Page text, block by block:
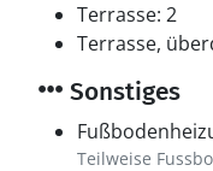
Terrasse: 2
Terrasse,
Sonstiges
Teilweise